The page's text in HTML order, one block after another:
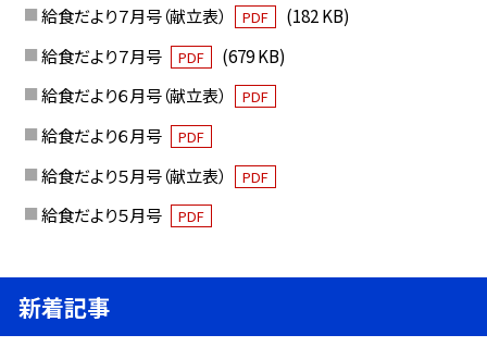
給食だより７月号（献立表） PDF
(182 KB)
給食だより７月号
PDF
(679 KB)
給食だより６月号（献立表）
PDF
給食だより６月号 PDF
給食だより５月号（献立表） PDF
給食だより５月号 PDF
新着記事